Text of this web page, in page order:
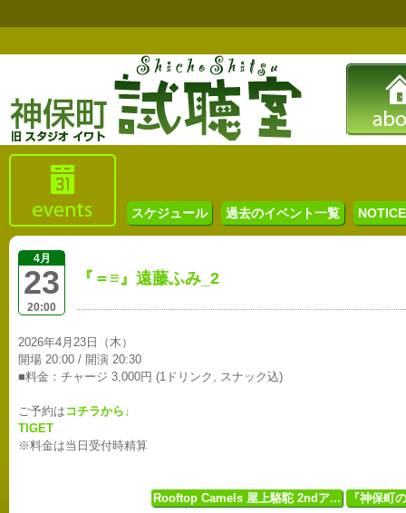
スケジュール 過去のイベント一覧
4月
23
20:00
『＝≡』遠藤ふみ_2
2026年4月23日（木）
開場 20:00 / 開演 20:30
■料金：チャージ 3,000円 (1ドリンク, スナック込)
ご予約は コチラから↓
TIGET
※料金は当日受付時精算
Rooftop Camels 屋上駱駝 2ndア... 『神保町